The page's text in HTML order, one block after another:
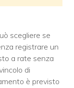
scegliere se
registrare un
a rate senza
di
è previsto